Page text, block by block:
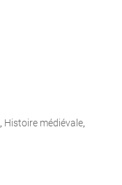
, Histoire médiévale,